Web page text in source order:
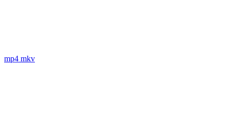
mp4 mkv